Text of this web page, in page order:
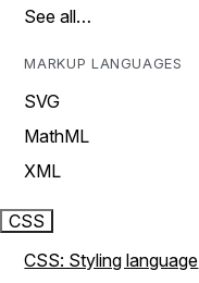
See all…
MARKUP LANGUAGES
SVG
MathML
XML
CSS
CSS: Styling language